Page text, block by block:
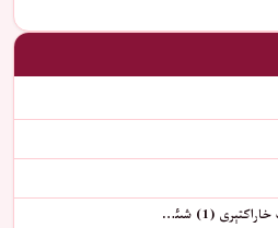
(1) شىئ…